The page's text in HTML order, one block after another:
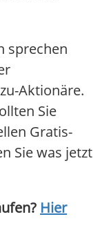
sprechen
Aktionäre.
Sie
Gratis-
Sie was jetzt
Hier